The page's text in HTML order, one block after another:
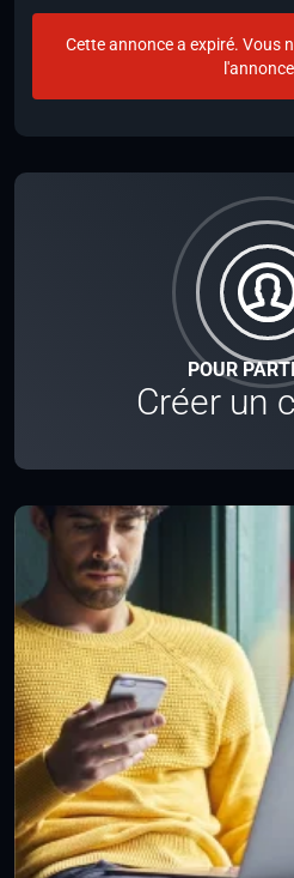
POUR
Créer un
Cette annonce a expiré. Vous